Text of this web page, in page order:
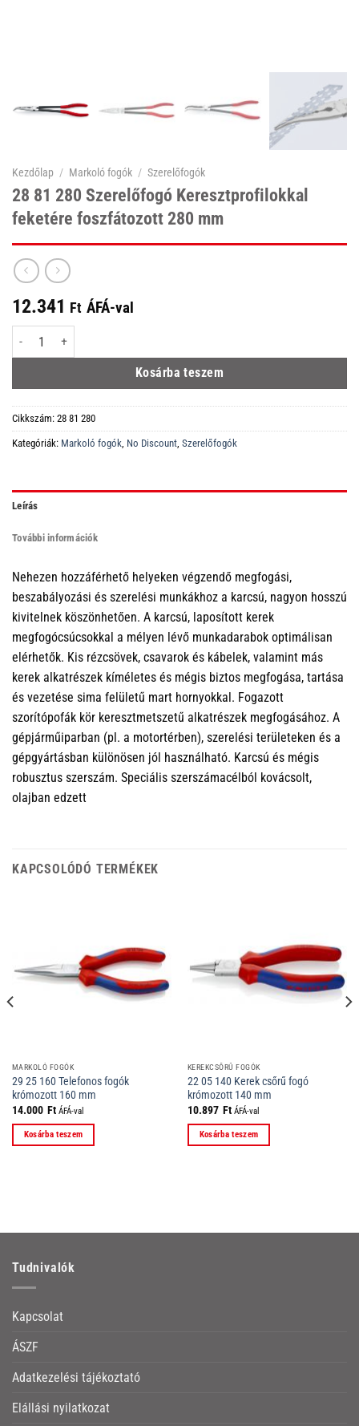
Kezdőlap / Markoló fogók / Szerelőfogók
28 81 280 Szerelőfogó Keresztprofilokkal
feketére foszfátozott 280 mm
12.341 Ft ÁFÁ-val
28 81 280 Szerelőfogó Keresztprofilokkal feketére foszfátozott 280 mm
Kosárba teszem
Cikkszám: 28 81 280
Kategóriák: Markoló fogók No Discount Szerelőfogók
Leírás
További információk
Nehezen hozzáférhető helyeken végzendő megfogási,
beszabályozási és szerelési munkákhoz a karcsú, nagyon hosszú
kivitelnek köszönhetően. A karcsú, laposított kerek
megfogócsúcsokkal a mélyen lévő munkadarabok optimálisan
elérhetők. Kis rézcsövek, csavarok és kábelek, valamint más
kerek alkatrészek kíméletes és mégis biztos megfogása, tartása
és vezetése sima felületű mart hornyokkal. Fogazott
szorítópofák kör keresztmetszetű alkatrészek megfogásához. A
gépjárműiparban (pl. a motortérben), szerelési területeken és a
gépgyártásban különösen jól használható. Karcsú és mégis
robusztus szerszám. Speciális szerszámacélból kovácsolt,
olajban edzett
KAPCSOLÓDÓ TERMÉKEK
MARKOLÓ FOGÓK
29 25 160 Telefonos fogók
krómozott 160 mm
14.000 Ft ÁFÁ-val
Kosárba teszem
KEREKCSŐRŰ FOGÓK
22 05 140 Kerek csőrű fogó
krómozott 140 mm
10.897 Ft ÁFÁ-val
Kosárba teszem
Tudnivalók
Kapcsolat
ÁSZF
Adatkezelési tájékoztató
Elállási nyilatkozat